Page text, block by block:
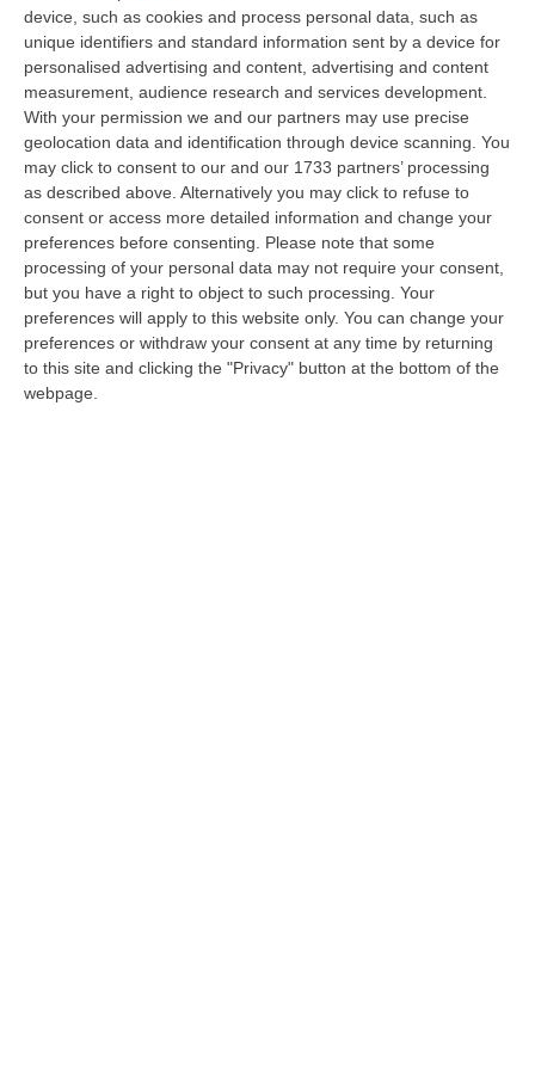
device, such as cookies and process personal data, such as
unique identifiers and standard information sent by a device for
personalised advertising and content, advertising and content
measurement, audience research and services development.
With your permission we and our partners may use precise
geolocation data and identification through device scanning. You
may click to consent to our and our 1733 partners’ processing
as described above. Alternatively you may click to refuse to
consent or access more detailed information and change your
preferences before consenting.
Please note that some
processing of your personal data may not require your consent,
but you have a right to object to such processing. Your
preferences will apply to this website only. You can change your
preferences or withdraw your consent at any time by returning
to this site and clicking the "Privacy" button at the bottom of the
webpage.
programmazione di sistema per evitare
finanziamenti a pioggia senza un’idea di
sviluppo»
Pubblicato il: 25/01/22 – 13:04